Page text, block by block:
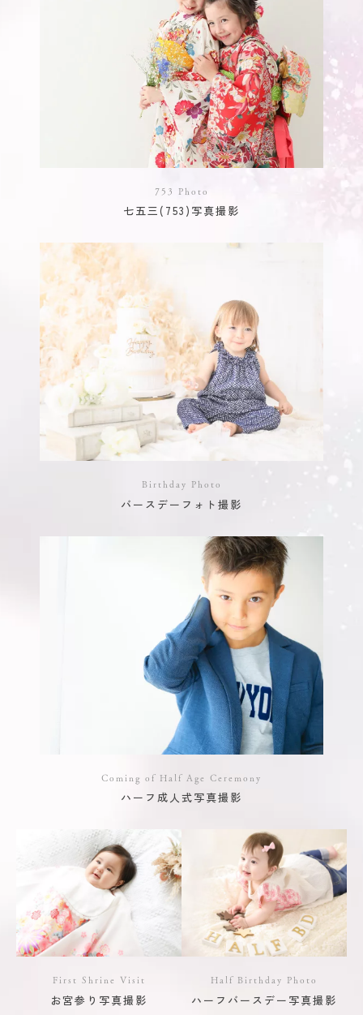
753 Photo
七五三(753)写真撮影
Birthday Photo
バースデーフォト撮影
Coming of Half Age Ceremony
ハーフ成人式写真撮影
First Shrine Visit
お宮参り写真撮影
Half Birthday Photo
ハーフバースデー写真撮影